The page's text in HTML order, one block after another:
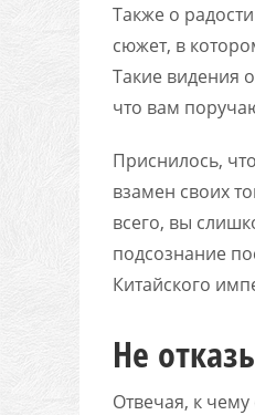
Также о
сюжет, в
Такие видения
что вам
Приснилось,
взамен своих
всего, вы
подсознание
Китайского
Не
Отвечая, к